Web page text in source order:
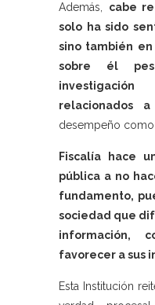
Además, cabe
solo ha sido
sino también
sobre él
relacionados a
desempeño
Fiscalía hace
pública a no
fundamento,
sociedad que
favorecer a sus
Esta Institución